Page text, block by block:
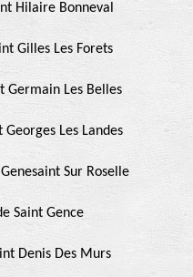
Hilaire Bonneval
Gilles Les Forets
Germain Les Belles
Les Landes
Sur Roselle
Saint Gence
Denis Des Murs